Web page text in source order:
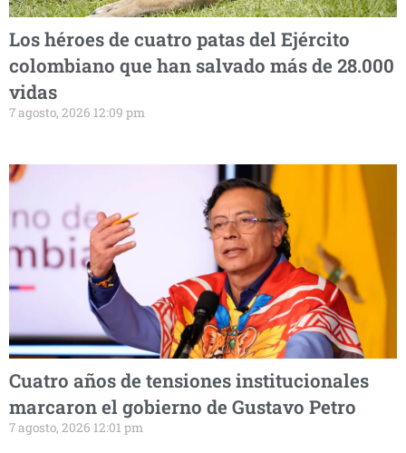
Los héroes de cuatro patas del Ejército
colombiano que han salvado más de 28.000
vidas
7 agosto, 2026 12:09 pm
Cuatro años de tensiones institucionales
marcaron el gobierno de Gustavo Petro
7 agosto, 2026 12:01 pm